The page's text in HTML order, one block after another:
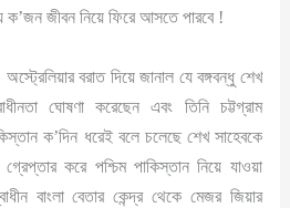
ক’জন জীবন নিয়ে ফিরে আসতে পারবে !
অস্ট্রেলিয়ার বরাত দিয়ে জানাল যে বঙ্গবন্ধু শেখ
ঘোষণা করেছেন এবং তিনি চট্টগ্রাম
ক’দিন ধরেই বলে চলেছে শেখ সাহেবকে
করে পশ্চিম পাকিস্তান নিয়ে যাওয়া
বাংলা বেতার কেন্দ্র থেকে মেজর জিয়ার